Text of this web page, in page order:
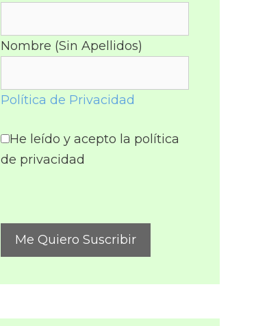
Nombre (Sin Apellidos)
Política de Privacidad
He leído y acepto la política
de privacidad